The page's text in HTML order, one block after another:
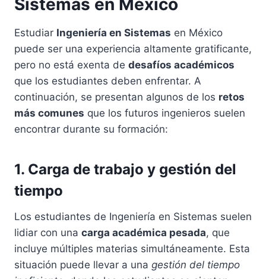
Sistemas en México
Estudiar Ingeniería en Sistemas en México
puede ser una experiencia altamente gratificante,
pero no está exenta de desafíos académicos
que los estudiantes deben enfrentar. A
continuación, se presentan algunos de los retos
más comunes que los futuros ingenieros suelen
encontrar durante su formación:
1. Carga de trabajo y gestión del
tiempo
Los estudiantes de Ingeniería en Sistemas suelen
lidiar con una carga académica pesada, que
incluye múltiples materias simultáneamente. Esta
situación puede llevar a una gestión del tiempo